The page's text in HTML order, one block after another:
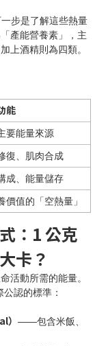
步是了解這些熱量
產能營養素」，主
上酒精則為四類。
能
要能量來源
復、肌肉合成
成、能量儲存
價值的「空熱量」
：1 公克
卡？
活動所需的能量。
認的標準：
） ——包含米飯、